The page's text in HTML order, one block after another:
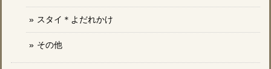
スタイ＊よだれかけ
その他